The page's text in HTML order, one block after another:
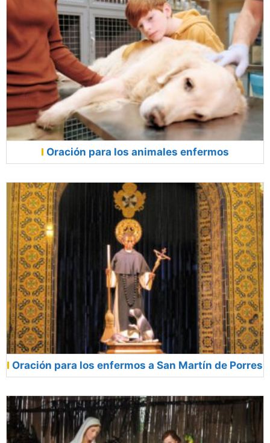
Oración para los animales enfermos
Oración para los enfermos a San Martín de Porres